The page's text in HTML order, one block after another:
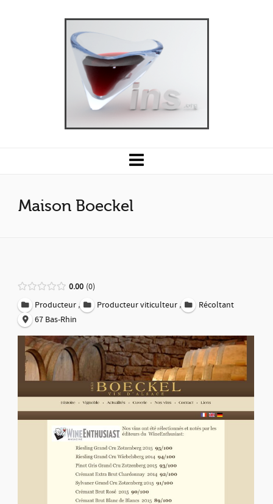
Maison Boeckel
0.00 0
Producteur , Producteur viticulteur ,
Récoltant
67 Bas-Rhin